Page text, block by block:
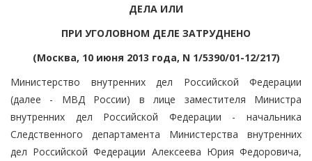
ДЕЛА ИЛИ
ПРИ УГОЛОВНОМ ДЕЛЕ ЗАТРУДНЕНО
(Москва, 10 июня 2013 года, N 1/5390/01-12/217)
Министерство внутренних дел Российской Федерации
(далее - МВД России) в лице заместителя Министра
внутренних дел Российской Федерации - начальника
Следственного департамента Министерства внутренних
дел Российской Федерации Алексеева Юрия Федоровича,